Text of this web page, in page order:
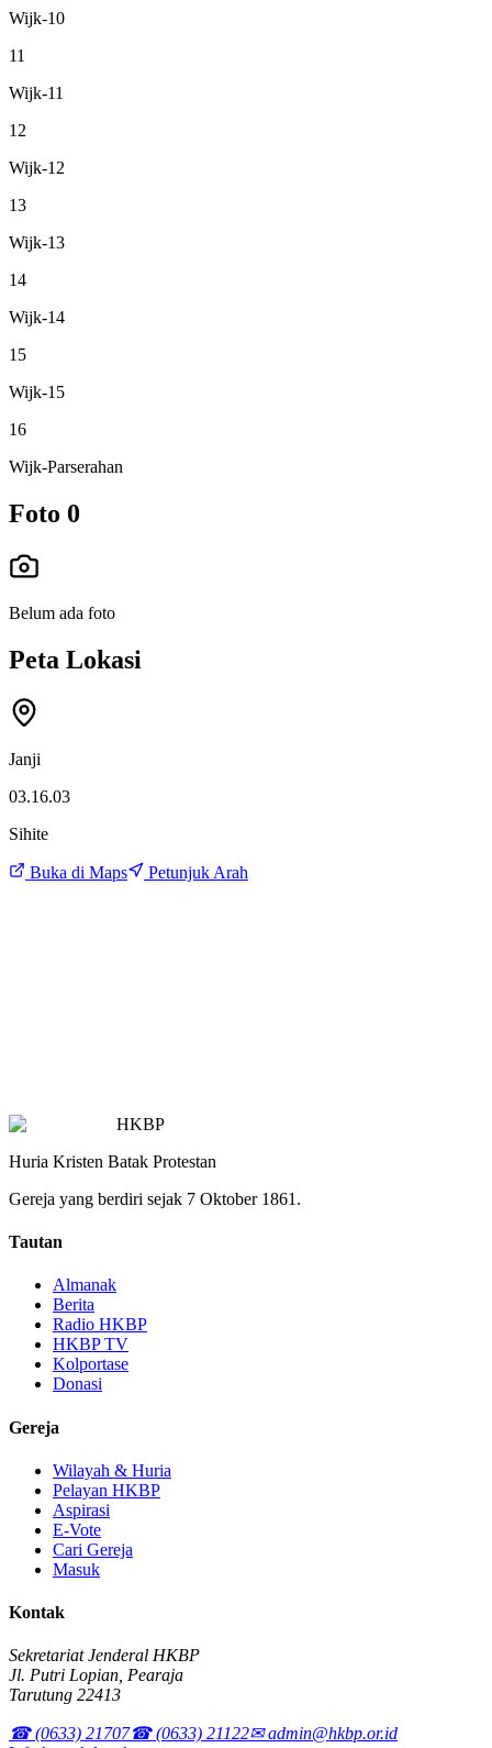
Wijk-10
11
Wijk-11
12
Wijk-12
13
Wijk-13
14
Wijk-14
15
Wijk-15
16
Wijk-Parserahan
Foto 0
Belum ada foto
Peta Lokasi
Janji
03.16.03
Sihite
Buka di Maps Petunjuk Arah
HKBP
Huria Kristen Batak Protestan
Gereja yang berdiri sejak 7 Oktober 1861.
Tautan
Almanak
Berita
Radio HKBP
HKBP TV
Kolportase
Donasi
Gereja
Wilayah & Huria
Pelayan HKBP
Aspirasi
E-Vote
Cari Gereja
Masuk
Kontak
Sekretariat Jenderal HKBP
Jl. Putri Lopian, Pearaja
Tarutung 22413
☎ (0633) 21707☎ (0633) 21122✉ admin@hkbp.or.id